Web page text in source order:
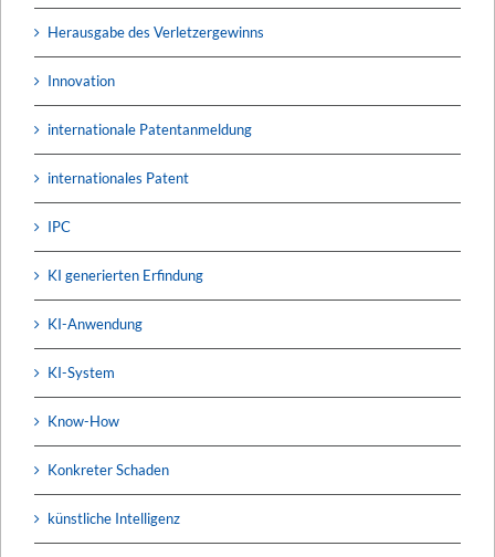
Herausgabe des Verletzergewinns
Innovation
internationale Patentanmeldung
internationales Patent
IPC
KI generierten Erfindung
KI-Anwendung
KI-System
Know-How
Konkreter Schaden
künstliche Intelligenz